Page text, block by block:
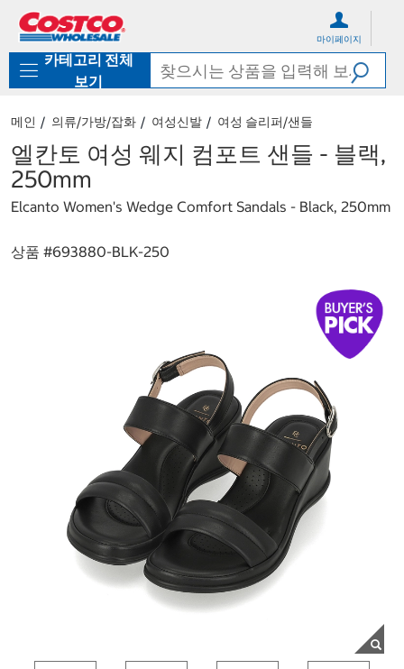
로
기
가
마이페이지
카테고리 전체
보기
메인 의류/가방/잡화 여성신발 여성 슬리퍼/샌들
엘칸토 여성 웨지 컴포트 샌들 - 블랙,
250mm
Elcanto Women's Wedge Comfort Sandals - Black, 250mm
상품 #693880-BLK-250